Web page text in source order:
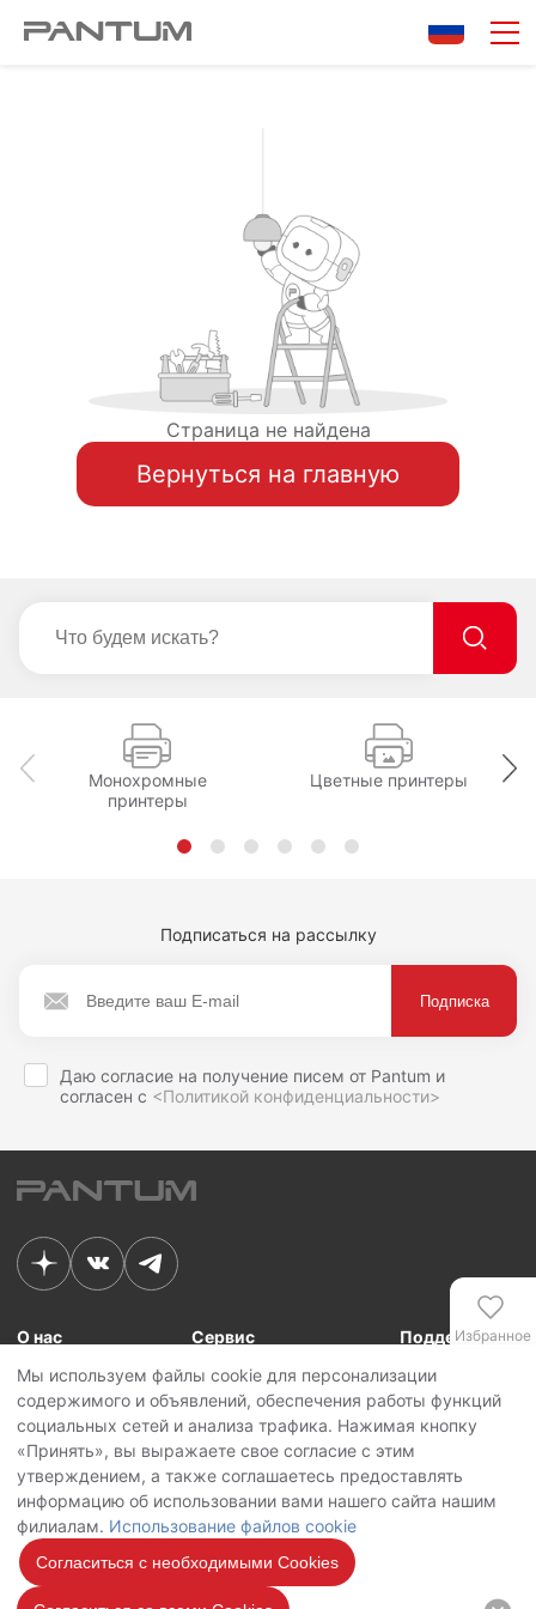
Страница не найдена
Вернуться на главную
Монохромные
принтеры
Цветные принтеры
Подписаться на рассылку
Даю согласие на получение писем от Pantum и
согласен с <Политикой конфиденциальности>
Мы используем файлы cookie для персонализации
содержимого и объявлений, обеспечения работы функций
социальных сетей и анализа трафика. Нажимая кнопку
«Принять», вы выражаете свое согласие с этим
утверждением, а также соглашаетесь предоставлять
информацию об использовании вами нашего сайта нашим
филиалам. Использование файлов cookie
Согласиться с необходимыми Cookies
Избранное
Сравнение
О нас
Связь с Pantum
Новости
Контакты
Сервис
Сервисные центры
Сервисная политика
Поддержка
Для сотрудников
Для партнеров
Личный кабинет
Copyright © 2026 Pantum International Limited. Все права защищены
Политика конфиденциальности
Политика обработки персональных данных
Использование файлов cookie